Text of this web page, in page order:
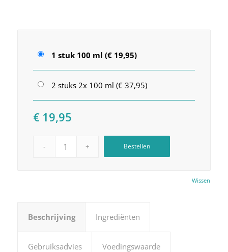
1 stuk 100 ml (€ 19,95)
2 stuks 2x 100 ml (€ 37,95)
Wissen
€ 19,95
Bestellen
Beschrijving Ingrediënten
Gebruiksadvies Voedingswaarde